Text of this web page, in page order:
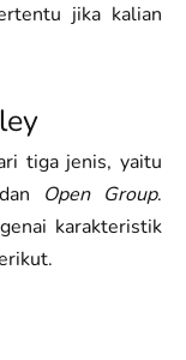
jika kalian
tiga jenis, yaitu
Open Group.
karakteristik